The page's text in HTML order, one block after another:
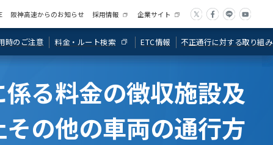
阪神高速からのお知らせ 採用情報 企業サイト
時のご注意 料金・ルート検索 ETC情報 不正通行に対する取り組み
・バックは禁止です！
を！）
ついて
る料金の徴収施設及
の他の車両の通行方